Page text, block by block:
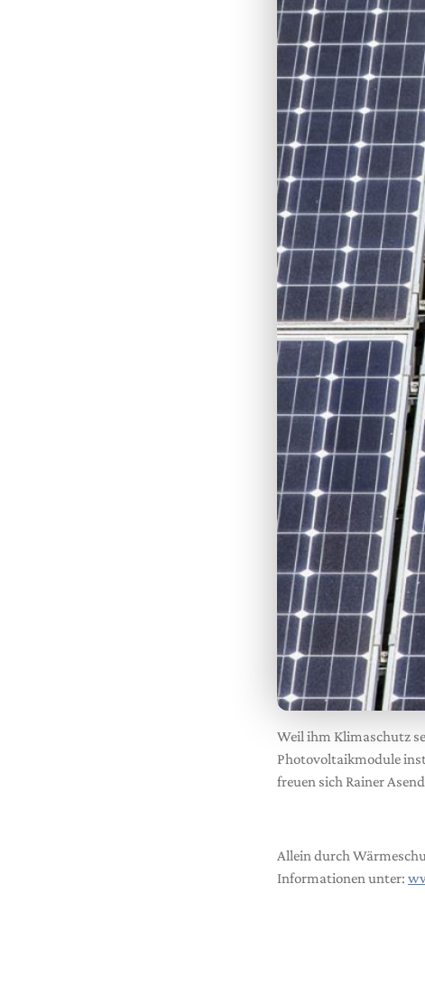
Weil ihm Klimaschutz
Photovoltaikmodule
freuen sich Rainer
Allein durch
Informationen unter: